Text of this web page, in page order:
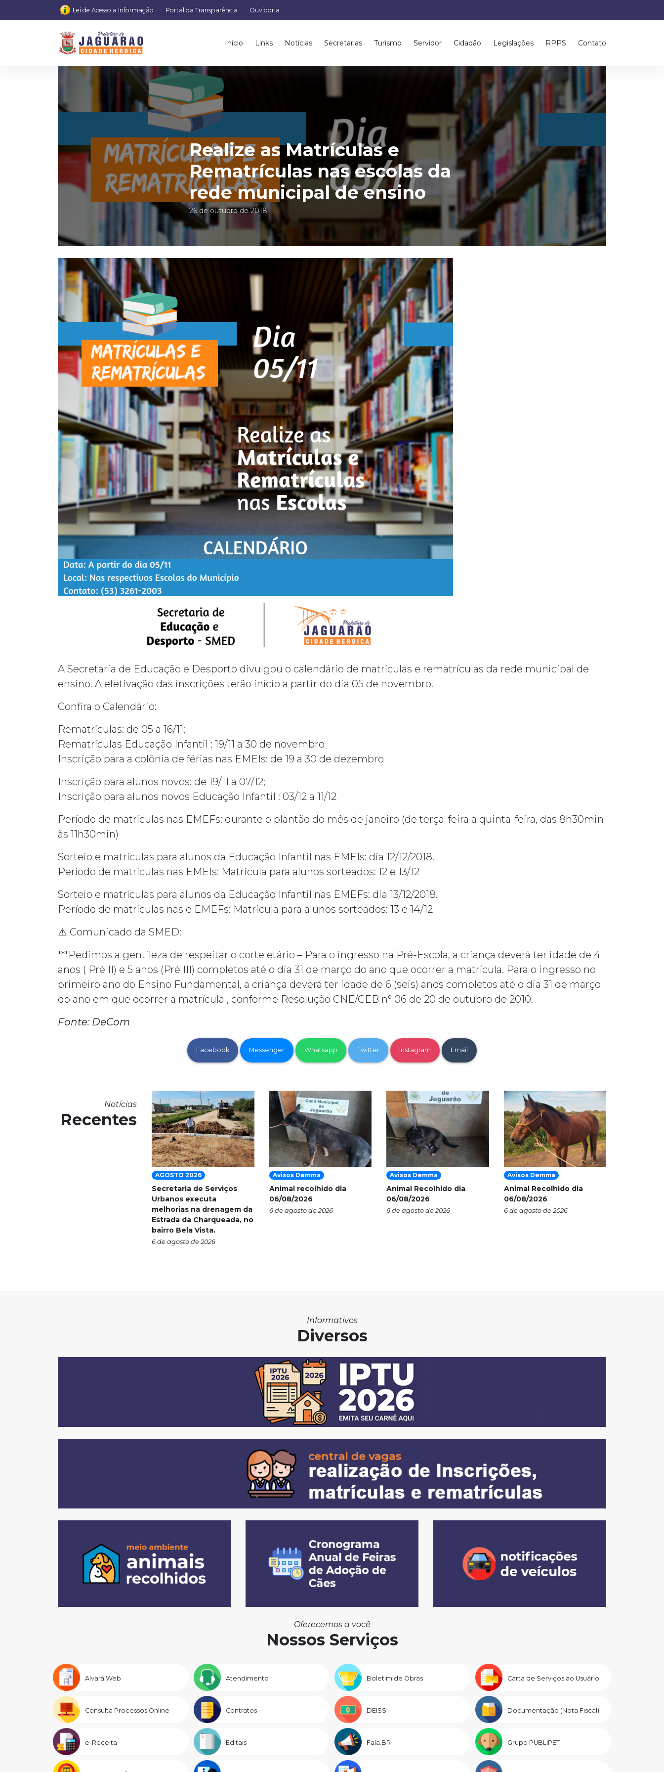
Lei de Acesso a Informação Portal da Transparência Ouvidoria
Início Links Notícias Secretarias Turismo Servidor Cidadão Legislações RPPS Contato
Realize as Matrículas e
Rematrículas nas escolas da
rede municipal de ensino
26 de outubro de 2018
A Secretaria de Educação e Desporto divulgou o calendário de matrículas e rematrículas da rede municipal de
ensino. A efetivação das inscrições terão início a partir do dia 05 de novembro.
Confira o Calendário:
Rematrículas: de 05 a 16/11;
Rematrículas Educação Infantil : 19/11 a 30 de novembro
Inscrição para a colônia de férias nas EMEIs: de 19 a 30 de dezembro
Inscrição para alunos novos: de 19/11 a 07/12;
Inscrição para alunos novos Educação Infantil : 03/12 a 11/12
Período de matrículas nas EMEFs: durante o plantão do mês de janeiro (de terça-feira a quinta-feira, das 8h30min
às 11h30min)
Sorteio e matrículas para alunos da Educação Infantil nas EMEIs: dia 12/12/2018.
Período de matrículas nas EMEIs: Matricula para alunos sorteados: 12 e 13/12
Sorteio e matrículas para alunos da Educação Infantil nas EMEFs: dia 13/12/2018.
Período de matrículas nas e EMEFs: Matricula para alunos sorteados: 13 e 14/12
⚠️ Comunicado da SMED:
***Pedimos a gentileza de respeitar o corte etário – Para o ingresso na Pré-Escola, a criança deverá ter idade de 4
anos ( Pré II) e 5 anos (Pré III) completos até o dia 31 de março do ano que ocorrer a matrícula. Para o ingresso no
primeiro ano do Ensino Fundamental, a criança deverá ter idade de 6 (seis) anos completos até o dia 31 de março
do ano em que ocorrer a matrícula , conforme Resolução CNE/CEB n° 06 de 20 de outubro de 2010.
Fonte: DeCom
Facebook Messenger Whatsapp Twitter Instagram Email
Notícias
Recentes
AGOSTO 2026
Secretaria de Serviços
Urbanos executa
melhorias na drenagem da
Estrada da Charqueada, no
bairro Bela Vista.
6 de agosto de 2026
Avisos Demma
Animal recolhido dia
06/08/2026
6 de agosto de 2026
Avisos Demma
Animal Recolhido dia
06/08/2026
6 de agosto de 2026
Avisos Demma
Animal Recolhido dia
06/08/2026
6 de agosto de 2026
Informativos
Diversos
Oferecemos a você
Nossos Serviços
Alvará Web Atendimento Boletim de Obras Carta de Serviços ao Usuário
Consulta Processos Online Contratos DEISS Documentação (Nota Fiscal)
e-Receita Editais Fala.BR Grupo PUBLIPET